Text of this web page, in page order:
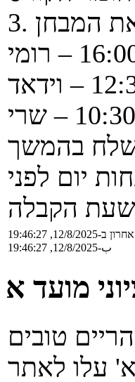
יום לפני
12/8/2025, 19:46:27
ب-12/8/2025, 19:46:27